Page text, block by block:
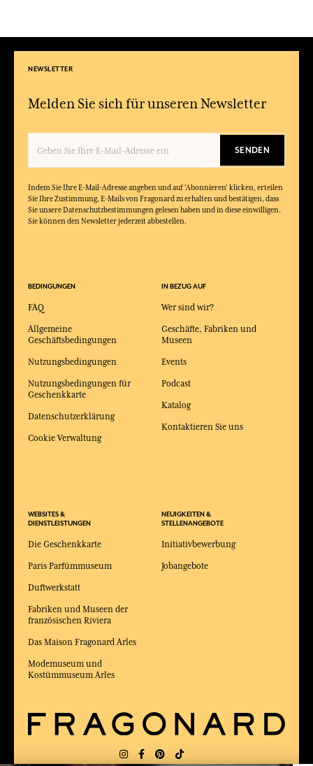
NEWSLETTER
Melden Sie sich für unseren Newsletter
SENDEN
Indem Sie Ihre E-Mail-Adresse angeben und auf 'Abonnieren' klicken, erteilen
Sie Ihre Zustimmung, E-Mails von Fragonard zu erhalten und bestätigen, dass
Sie unsere Datenschutzbestimmungen gelesen haben und in diese einwilligen.
Sie können den Newsletter jederzeit abbestellen.
BEDINGUNGEN
FAQ
Allgemeine
Geschäftsbedingungen
Nutzungsbedingungen
Nutzungsbedingungen für
Geschenkkarte
Datenschutzerklärung
Cookie Verwaltung
WEBSITES &
DIENSTLEISTUNGEN
Die Geschenkkarte
Paris Parfümmuseum
Duftwerkstatt
Fabriken und Museen der
französischen Riviera
Das Maison Fragonard Arles
Modemuseum und
Kostümmuseum Arles
IN BEZUG AUF
Wer sind wir?
Geschäfte, Fabriken und
Museen
Events
Podcast
Katalog
Kontaktieren Sie uns
NEUIGKEITEN &
STELLENANGEBOTE
Initiativbewerbung
Jobangebote